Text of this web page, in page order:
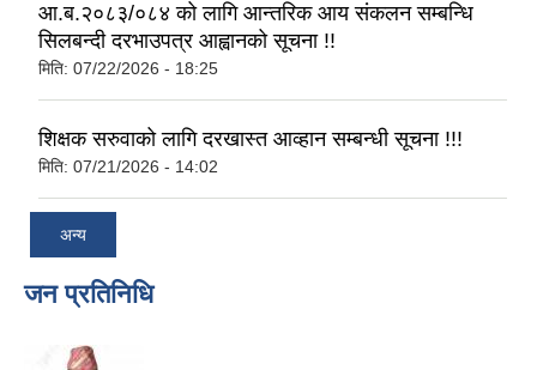
आ.ब.२०८३/०८४ को लागि आन्तरिक आय संकलन सम्बन्धि
सिलबन्दी दरभाउपत्र आह्वानको सूचना !!
मिति: 07/22/2026 - 18:25
शिक्षक सरुवाको लागि दरखास्त आव्हान सम्बन्धी सूचना !!!
मिति: 07/21/2026 - 14:02
अन्य
जन प्रतिनिधि